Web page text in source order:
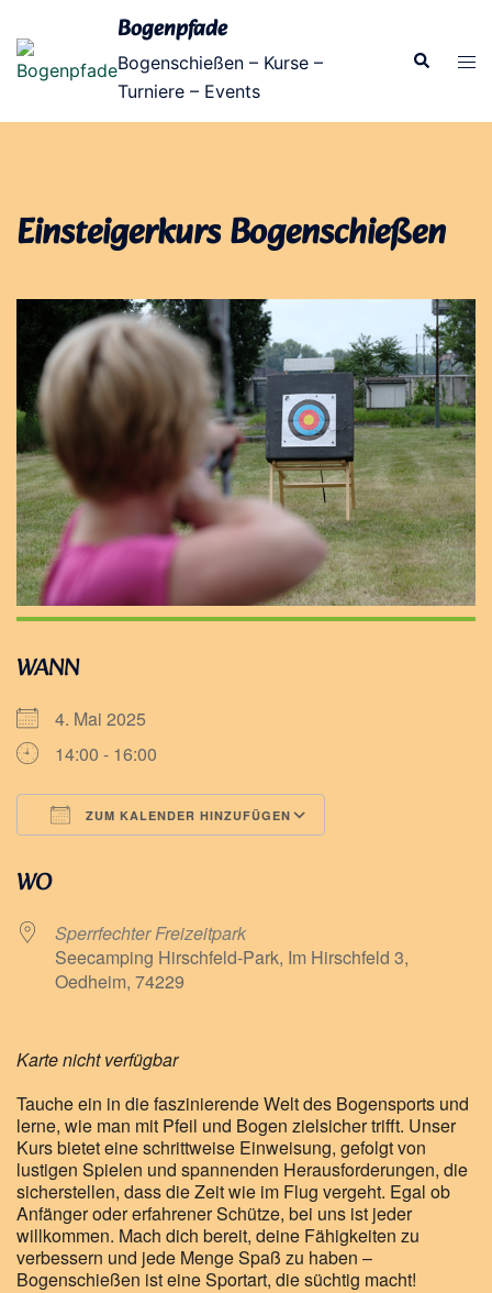
Inhalt
springen
Bogenpfade
Bogenschießen – Kurse –
Turniere – Events
Suche
Einsteigerkurs Bogenschießen
WANN
4. Mai 2025
14:00 - 16:00
ZUM KALENDER HINZUFÜGEN
WO
Sperrfechter Freizeitpark
Seecamping Hirschfeld-Park, Im Hirschfeld 3,
Oedheim, 74229
Karte nicht verfügbar
Tauche ein in die faszinierende Welt des Bogensports und
lerne, wie man mit Pfeil und Bogen zielsicher trifft. Unser
Kurs bietet eine schrittweise Einweisung, gefolgt von
lustigen Spielen und spannenden Herausforderungen, die
sicherstellen, dass die Zeit wie im Flug vergeht. Egal ob
Anfänger oder erfahrener Schütze, bei uns ist jeder
willkommen. Mach dich bereit, deine Fähigkeiten zu
verbessern und jede Menge Spaß zu haben –
Bogenschießen ist eine Sportart, die süchtig macht!